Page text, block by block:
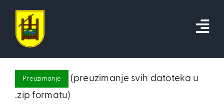
content
Preuzimanje
(preuzimanje svih datoteka u
.zip formatu)